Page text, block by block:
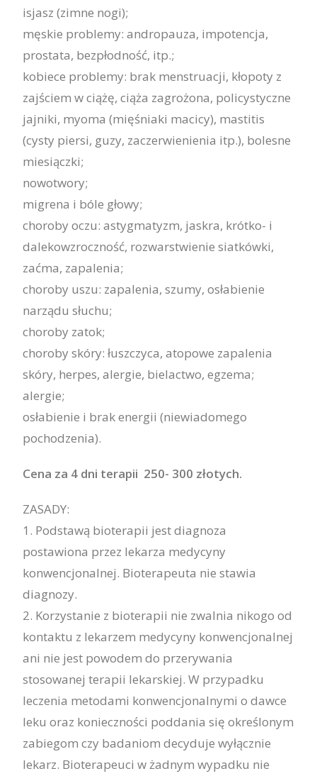
isjasz (zimne nogi);
męskie problemy: andropauza, impotencja,
prostata, bezpłodność, itp.;
kobiece problemy: brak menstruacji, kłopoty z
zajściem w ciążę, ciąża zagrożona, policystyczne
jajniki, myoma (mięśniaki macicy), mastitis
(cysty piersi, guzy, zaczerwienienia itp.), bolesne
miesiączki;
nowotwory;
migrena i bóle głowy;
choroby oczu: astygmatyzm, jaskra, krótko- i
dalekowzroczność, rozwarstwienie siatkówki,
zaćma, zapalenia;
choroby uszu: zapalenia, szumy, osłabienie
narządu słuchu;
choroby zatok;
choroby skóry: łuszczyca, atopowe zapalenia
skóry, herpes, alergie, bielactwo, egzema;
alergie;
osłabienie i brak energii (niewiadomego
pochodzenia).
Cena za 4 dni terapii 250- 300 złotych.
ZASADY:
1. Podstawą bioterapii jest diagnoza
postawiona przez lekarza medycyny
konwencjonalnej. Bioterapeuta nie stawia
diagnozy.
2. Korzystanie z bioterapii nie zwalnia nikogo od
kontaktu z lekarzem medycyny konwencjonalnej
ani nie jest powodem do przerywania
stosowanej terapii lekarskiej. W przypadku
leczenia metodami konwencjonalnymi o dawce
leku oraz konieczności poddania się określonym
zabiegom czy badaniom decyduje wyłącznie
lekarz. Bioterapeuci w żadnym wypadku nie